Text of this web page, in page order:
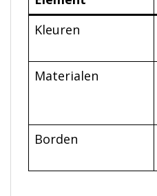
Kleuren
Materialen
Borden